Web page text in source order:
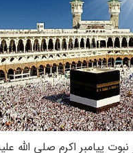
نبوت پیامبر اکرم صلی